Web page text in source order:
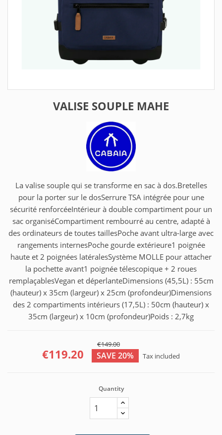
VALISE SOUPLE MAHE
La valise souple qui se transforme en sac à dos.Bretelles
pour la porter sur le dosSerrure TSA intégrée pour une
sécurité renforcéeIntérieur à double compartiment pour un
sac organiséCompartiment rembourré au centre, adapté à
des ordinateurs de toutes taillesPoche avant ultra-large avec
rangements internesPoche gourde extérieure1 poignée
haute et 2 poignées latéralesSystème MOLLE pour attacher
la pochette avant1 poignée télescopique + 2 roues
remplaçablesVegan et déperlanteDimensions (45,5L) : 55cm
(hauteur) x 35cm (largeur) x 25cm (profondeur)Dimensions
des 2 compartiments intérieurs (17,5L) : 50cm (hauteur) x
35cm (largeur) x 10cm (profondeur)Poids : 2,7kg
€149.00
€119.20 SAVE 20% Tax included
Quantity